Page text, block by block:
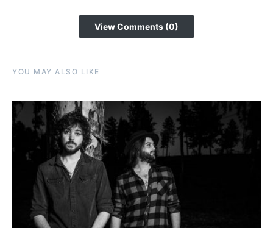
View Comments (0)
YOU MAY ALSO LIKE